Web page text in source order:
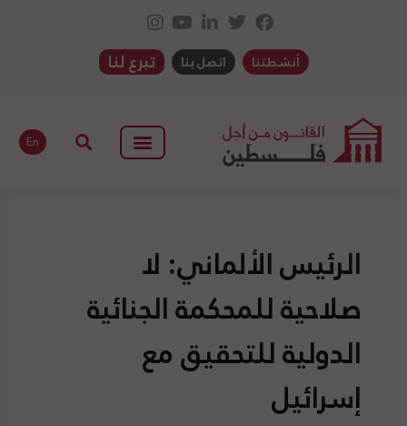
أنشطتنا اتصل بنا تبرع لنا
En
الرئيس الألماني: لا
صلاحية للمحكمة الجنائية
الدولية للتحقيق مع
إسرائيل